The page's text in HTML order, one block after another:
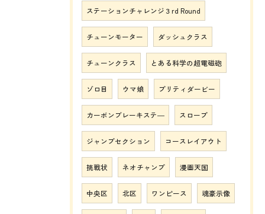
ステーションチャレンジ３rd Round
チューンモーター ダッシュクラス
チューンクラス とある科学の超電磁砲
ゾロ目 ウマ娘 プリティダービー
カーボンブレーキステ― スロープ
ジャンプセクション コースレイアウト
挑戦状 ネオチャンプ 漫画天国
中央区 北区 ワンピース 魂豪示像